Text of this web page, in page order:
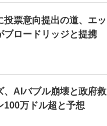
投票意向提出の道、エッ
ブロードリッジと提携
、AIバブル崩壊と政府救
100万ドル超と予想